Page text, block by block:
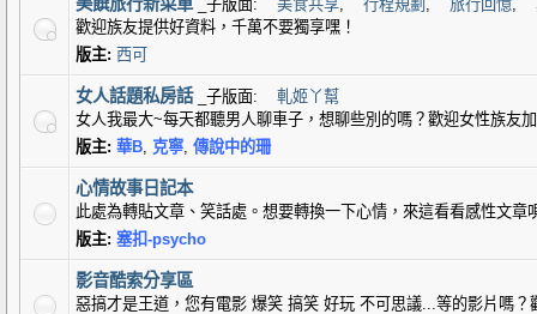
_子版面: 美食共享, 行程規劃 , 旅行回憶,
歡迎族友提供好資料，千萬不要獨享嘿！
版主: 西可
女人話題私房話 _子版面:
軋姬丫幫
女人我最大~每天都聽男人聊車子，想聊些別的嗎？歡迎女性族友
版主: 華B, 克寧, 傳說中的珊
心情故事日記本
此處為轉貼文章、笑話處。想要轉換一下心情，來這看看感性文章
版主: 塞扣-psycho
影音酷索分享區
惡搞才是王道，您有電影 爆笑 搞笑 好玩 不可思議...等的影片嗎？